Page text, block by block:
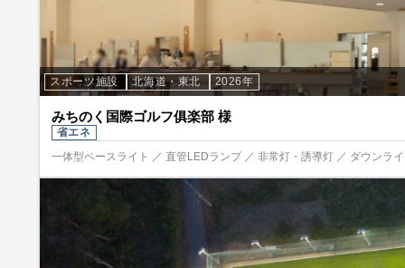
スポーツ施設 北海道・東北 2026年
みちのく国際ゴルフ俱楽部 様
省エネ
一体型ベースライト ／ 直管LEDランプ ／ 非常灯・誘導灯 ／ ダウンラ